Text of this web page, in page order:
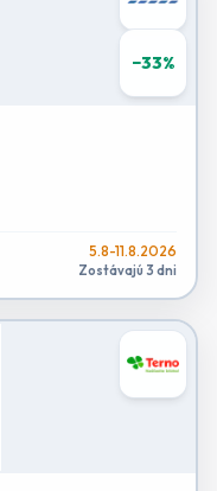
−33%
5.8-11.8.2026
Zostávajú 3 dni